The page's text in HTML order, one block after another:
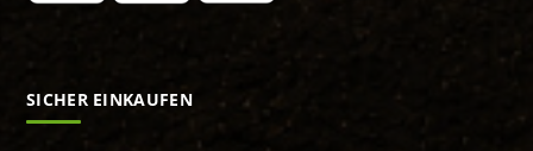
SICHER EINKAUFEN